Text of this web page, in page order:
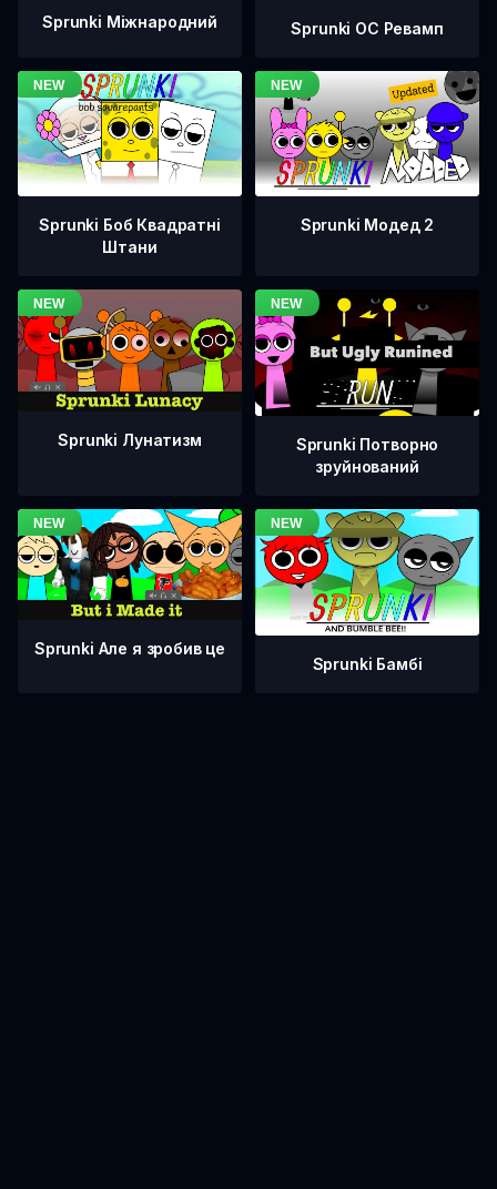
Sprunki Міжнародний Sprunki OC Ревамп
Sprunki Боб Квадратні
Штани
Sprunki Модед 2
Sprunki Лунатизм
Sprunki Потворно
зруйнований
Sprunki Але я зробив це
Sprunki Бамбі